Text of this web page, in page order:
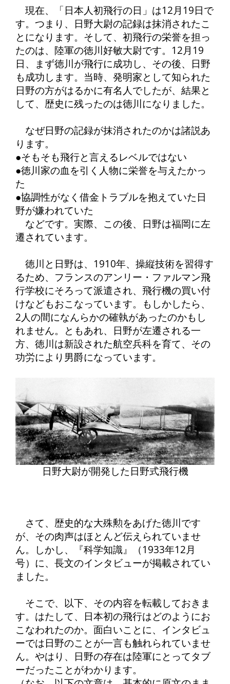
現在、「日本人初飛行の日」は12月19日で
す。つまり、日野大尉の記録は抹消されたこ
とになります。そして、初飛行の栄誉を担っ
たのは、陸軍の徳川好敏大尉です。12月19
日、まず徳川が飛行に成功し、その後、日野
も成功します。当時、発明家として知られた
日野の方がはるかに有名人でしたが、結果と
して、歴史に残ったのは徳川になりました。
なぜ日野の記録が抹消されたのかは諸説あ
ります。
●そもそも飛行と言えるレベルではない
●徳川家の血を引く人物に栄誉を与えたかっ
た
●協調性がなく借金トラブルを抱えていた日
野が嫌われていた
などです。実際、この後、日野は福岡に左
遷されています。
徳川と日野は、1910年、操縦技術を習得す
るため、フランスのアンリー・ファルマン飛
行学校にそろって派遣され、飛行機の買い付
けなどもおこなっています。もしかしたら、
2人の間になんらかの確執があったのかもし
れません。ともあれ、日野が左遷される一
方、徳川は新設された航空兵科を育て、その
功労により男爵になっています。
日野大尉が開発した日野式飛行機
さて、歴史的な大殊勲をあげた徳川です
が、その肉声はほとんど伝えられていませ
ん。しかし、『科学知識』（1933年12月
号）に、長文のインタビューが掲載されてい
ました。
そこで、以下、その内容を転載しておきま
す。はたして、日本初の飛行はどのようにお
こなわれたのか。面白いことに、インタビュ
ーでは日野のことが一言も触れられていませ
ん。やはり、日野の存在は陸軍にとってタブ
ーだったことがわかります。